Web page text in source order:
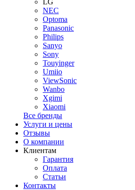
LG
NEC
Optoma
Panasonic
Philips
Sanyo
Sony
Touyinger
Umiio
ViewSonic
Wanbo
Xgimi
Xiaomi
Все бренды
Услуги и цены
Отзывы
О компании
Клиентам
Гарантия
Оплата
Статьи
Контакты